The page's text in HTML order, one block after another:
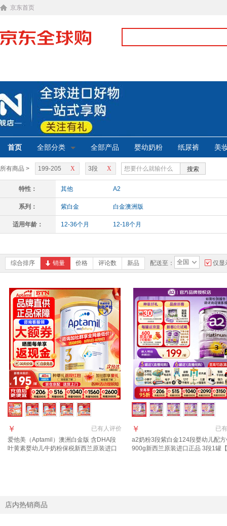
京东首页
首页 全部分类 全部产品 婴幼奶粉 纸尿裤 美
所有商品 > X
199-205 X
3段 搜索
特性： 其他 A2
系列： 紫白金 白金澳洲版
适用年龄： 12-36个月 12-18个月
综合排序 销量 价格 评论数 新品 配送至： 全国 仅显
已有人评价
￥
爱他美（Aptamil）澳洲白金版 含DHA段
叶黄素婴幼儿牛奶粉保税新西兰原装进口
已有
￥
a2奶粉3段紫白金124段婴幼儿配
900g新西兰原装进口正品 3段1罐
店内热销商品